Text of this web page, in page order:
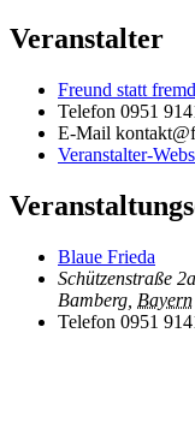
Veranstalter
Freund statt
Telefon 0951
E-Mail
Veranstalter-
Blaue Frieda
Schützenstraße 2a
Bamberg Bayern
Telefon 0951